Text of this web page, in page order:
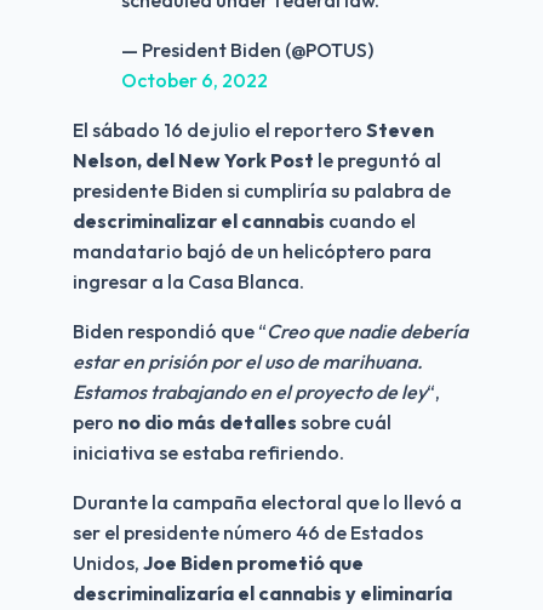
— President Biden (@POTUS)
October 6, 2022
El sábado 16 de julio el reportero Steven
Nelson, del New York Post le preguntó al
descriminalizar el cannabis cuando el
mandatario bajó de un helicóptero para
ingresar a la Casa Blanca.
Biden respondió que “Creo que nadie debería
estar en prisión por el uso de marihuana.
Estamos trabajando en el proyecto de ley“,
pero no dio más detalles sobre cuál
iniciativa se estaba refiriendo.
Durante la campaña electoral que lo llevó a
ser el presidente número 46 de Estados
Unidos, Joe Biden prometió que
descriminalizaría el cannabis y eliminaría